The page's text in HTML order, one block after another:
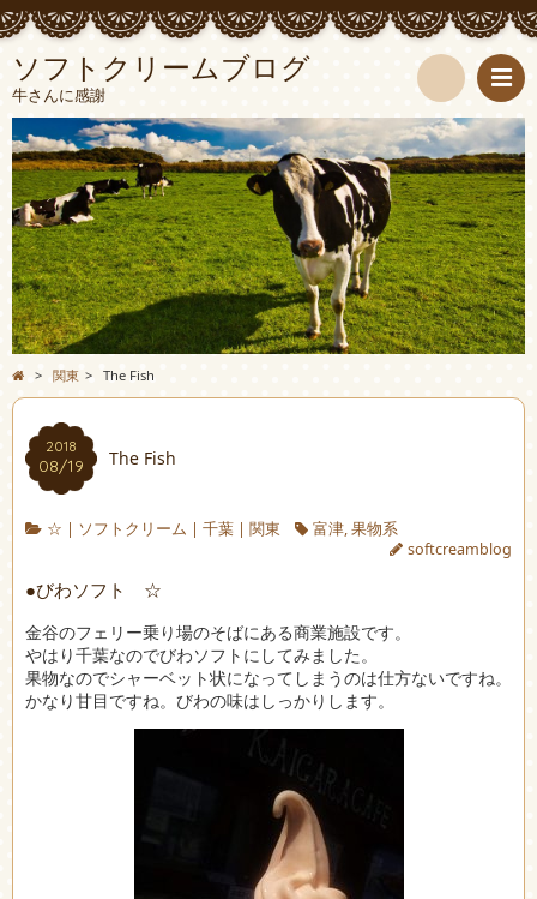
ソフトクリームブログ
牛さんに感謝
検
索
> 関東 > The Fish
2018
08/19 The Fish
☆ | ソフトクリーム | 千葉| 関東 富津,果物系
softcreamblog
●びわソフト ☆
金谷のフェリー乗り場のそばにある商業施設です。
やはり千葉なのでびわソフトにしてみました。
果物なのでシャーベット状になってしまうのは仕方ないですね。
かなり甘目ですね。びわの味はしっかりします。